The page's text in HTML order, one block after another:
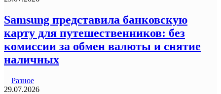
Samsung представила банковскую
карту для путешественников: без
комиссии за обмен валюты и снятие
наличных
Разное
29.07.2026